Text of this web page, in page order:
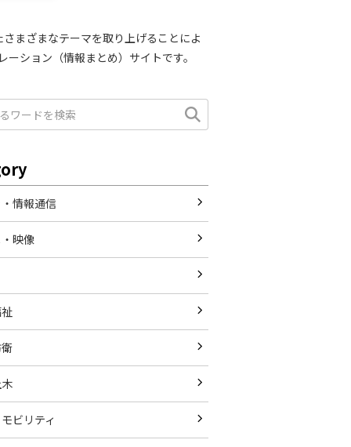
まざまなテーマを取り上げることによ
ション（情報まとめ）サイトです。
情報通信
映像
ビリティ